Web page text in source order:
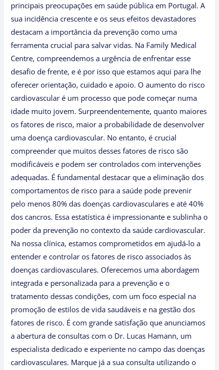
principais preocupações em saúde pública em Portugal. A
sua incidência crescente e os seus efeitos devastadores
destacam a importância da prevenção como uma
ferramenta crucial para salvar vidas. Na Family Medical
Centre, compreendemos a urgência de enfrentar esse
desafio de frente, e é por isso que estamos aqui para lhe
oferecer orientação, cuidado e apoio. O aumento do risco
cardiovascular é um processo que pode começar numa
idade muito jovem. Surpreendentemente, quanto maiores
os fatores de risco, maior a probabilidade de desenvolver
uma doença cardiovascular. No entanto, é crucial
compreender que muitos desses fatores de risco são
modificáveis e podem ser controlados com intervenções
adequadas. É fundamental destacar que a eliminação dos
comportamentos de risco para a saúde pode prevenir
pelo menos 80% das doenças cardiovasculares e até 40%
dos cancros. Essa estatística é impressionante e sublinha o
poder da prevenção no contexto da saúde cardiovascular.
Na nossa clínica, estamos comprometidos em ajudá-lo a
entender e controlar os fatores de risco associados às
doenças cardiovasculares. Oferecemos uma abordagem
integrada e personalizada para a prevenção e o
tratamento dessas condições, com um foco especial na
promoção de estilos de vida saudáveis e na gestão dos
fatores de risco. É com grande satisfação que anunciamos
a abertura de consultas com o Dr. Lucas Hamann, um
especialista dedicado e experiente no campo das doenças
cardiovasculares. Marque já a sua consulta utilizando o